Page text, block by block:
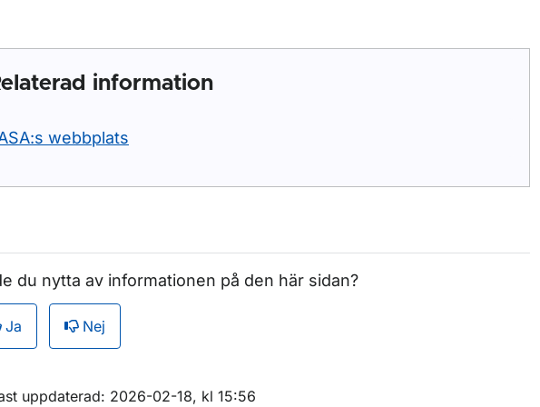
information
webbplats
du nytta av informationen på den här sidan?
Ja Nej
sidan
uppdaterad: 2026-02-18, kl 15:56